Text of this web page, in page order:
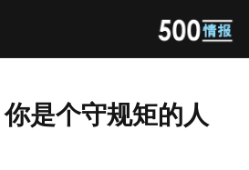
是个守规矩的人